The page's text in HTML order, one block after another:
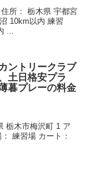
所： 栃木県 宇都宮
10km以内 練習
...
ントリークラブ
土日格安プラ
暮プレーの料金
栃木市梅沢町 1 ア
練習場 カート：